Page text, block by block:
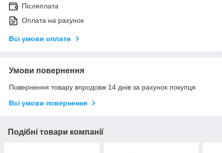
Післяплата
Оплата на рахунок
Всі умови оплати
Умови повернення
Повернення товару впродовж 14 днів за рахунок покупця
Всі умови повернення
Подібні товари компанії